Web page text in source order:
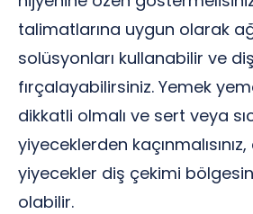
talimatlarına uygun olarak
solüsyonları kullanabilir ve
fırçalayabilirsiniz. Yemek
dikkatli olmalı ve sert veya
yiyeceklerden
yiyecekler diş çekimi
olabilir.